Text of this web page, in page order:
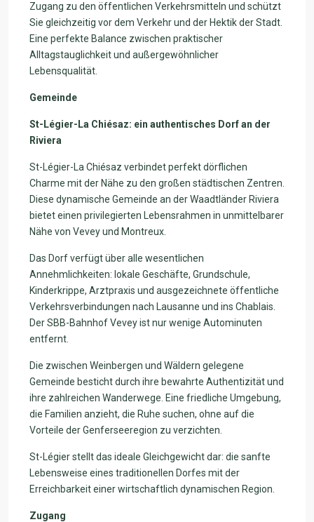
Zugang zu den öffentlichen Verkehrsmitteln und schützt
Sie gleichzeitig vor dem Verkehr und der Hektik der Stadt.
Eine perfekte Balance zwischen praktischer
Alltagstauglichkeit und außergewöhnlicher
Lebensqualität.
Gemeinde
St-Légier-La Chiésaz: ein authentisches Dorf an der
Riviera
St-Légier-La Chiésaz verbindet perfekt dörflichen
Charme mit der Nähe zu den großen städtischen Zentren.
Diese dynamische Gemeinde an der Waadtländer Riviera
bietet einen privilegierten Lebensrahmen in unmittelbarer
Nähe von Vevey und Montreux.
Das Dorf verfügt über alle wesentlichen
Annehmlichkeiten: lokale Geschäfte, Grundschule,
Kinderkrippe, Arztpraxis und ausgezeichnete öffentliche
Verkehrsverbindungen nach Lausanne und ins Chablais.
Der SBB-Bahnhof Vevey ist nur wenige Autominuten
entfernt.
Die zwischen Weinbergen und Wäldern gelegene
Gemeinde besticht durch ihre bewahrte Authentizität und
ihre zahlreichen Wanderwege. Eine friedliche Umgebung,
die Familien anzieht, die Ruhe suchen, ohne auf die
Vorteile der Genferseeregion zu verzichten.
St-Légier stellt das ideale Gleichgewicht dar: die sanfte
Lebensweise eines traditionellen Dorfes mit der
Erreichbarkeit einer wirtschaftlich dynamischen Region.
Zugang